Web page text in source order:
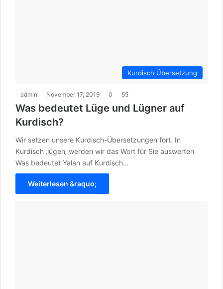
Kurdisch Übersetzung
admin November 17, 2019 0 55
Was bedeutet Lüge und Lügner auf
Kurdisch?
Wir setzen unsere Kurdisch-Übersetzungen fort. In
Kurdisch ‚lügen‚ werden wir das Wort für Sie auswerten
Was bedeutet Yalan auf Kurdisch…
Weiterlesen &raquo;